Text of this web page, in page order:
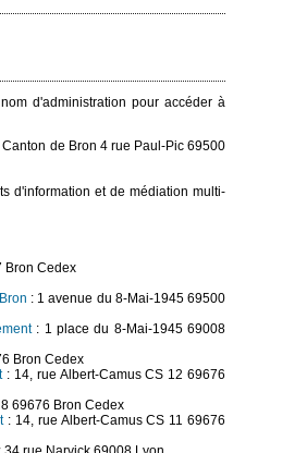
d'administration pour accéder à
de Bron 4 rue Paul-Pic 69500
d'information et de médiation multi-
Bron Cedex
: 1 avenue du 8-Mai-1945 69500
: 1 place du 8-Mai-1945 69008
Bron Cedex
: 14, rue Albert-Camus CS 12 69676
69676 Bron Cedex
: 14, rue Albert-Camus CS 11 69676